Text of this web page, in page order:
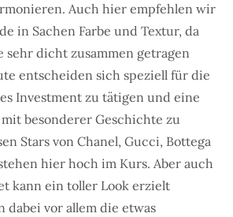
Auch hier empfehlen wir
in Sachen Farbe und Textur, da
sehr dicht zusammen getragen
entscheiden sich speziell für die
Investment zu tätigen und eine
besonderer Geschichte zu
Stars von Chanel, Gucci, Bottega
hier hoch im Kurs. Aber auch
kann ein toller Look erzielt
dabei vor allem die etwas